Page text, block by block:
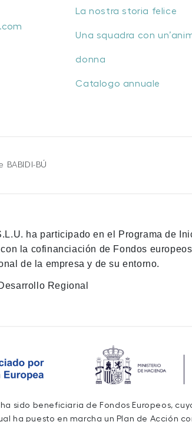
La nostra storia felice
Una squadra con
donna
Catalogo annuale
BÚ
ha participado en el Programa de
la cofinanciación de Fondos
de la empresa y de su entorno.
Regional
ha sido beneficiaria de Fondos Europeos,
ha puesto en marcha un Plan de